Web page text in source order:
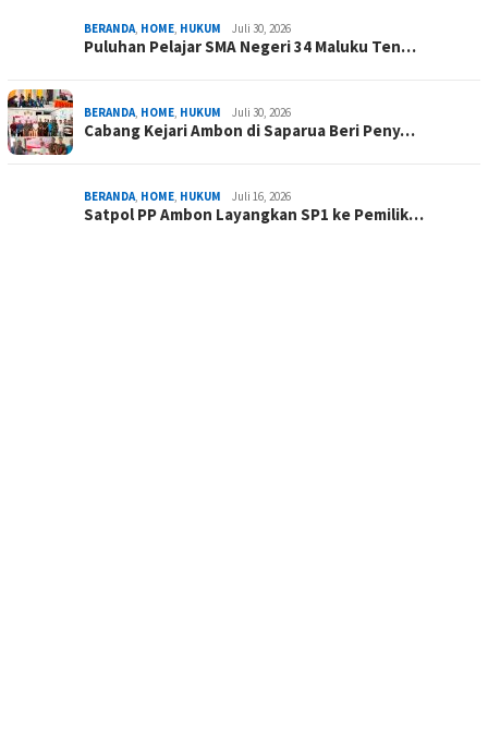
BERANDA, HOME, HUKUM Juli 30, 2026
Puluhan Pelajar SMA Negeri 34 Maluku Ten…
BERANDA, HOME, HUKUM Juli 30, 2026
Cabang Kejari Ambon di Saparua Beri Peny…
BERANDA, HOME, HUKUM Juli 16, 2026
Satpol PP Ambon Layangkan SP1 ke Pemilik…